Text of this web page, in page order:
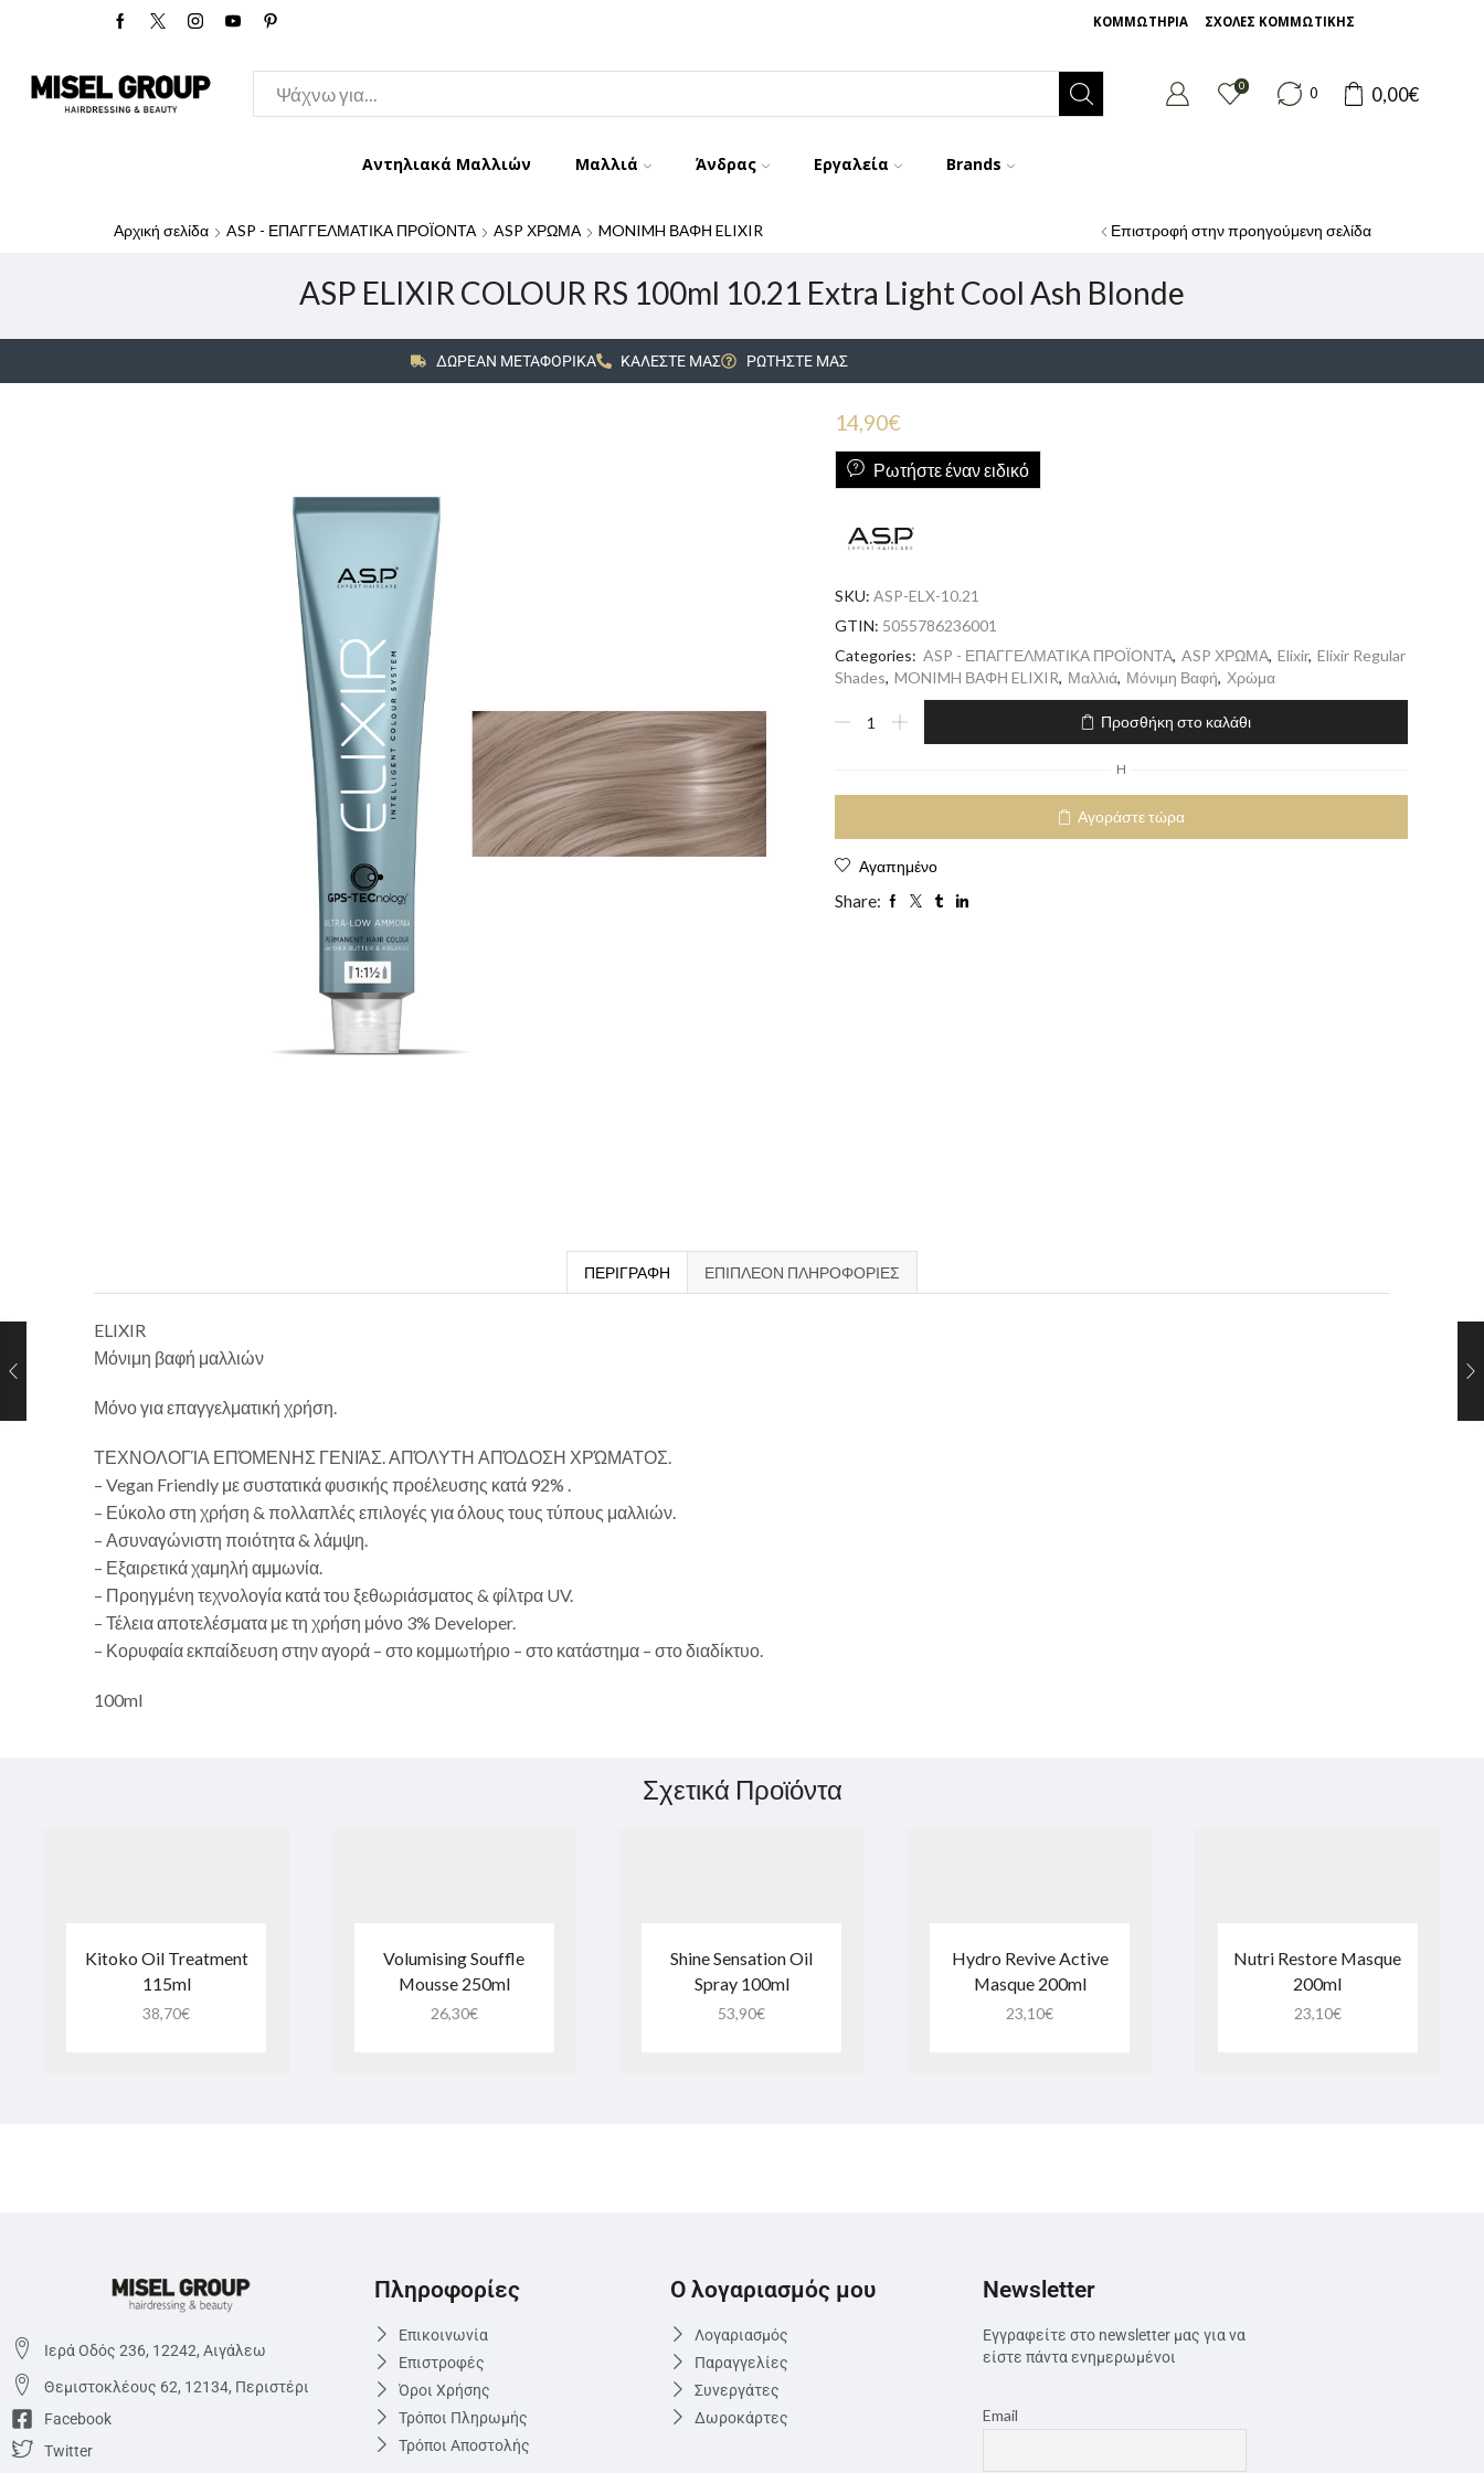
ΚΟΜΜΩΤΗΡΙΑ ΣΧΟΛΕΣ ΚΟΜΜΩΤΙΚΗΣ
0 0 0,00€
Αντηλιακά Μαλλιών Μαλλιά Άνδρας Εργαλεία Brands
Αρχική σελίδα ASP - ΕΠΑΓΓΕΛΜΑΤΙΚΑ ΠΡΟΪΟΝΤΑ ASP ΧΡΩΜΑ MONIMH ΒΑΦΗ ELIXIR Επιστροφή στην προηγούμενη σελίδα
ASP ELIXIR COLOUR RS 100ml 10.21 Extra Light Cool Ash Blonde
ΔΩΡΕΑΝ ΜΕΤΑΦΟΡΙΚΑ ΚΑΛΕΣΤΕ ΜΑΣ ΡΩΤΗΣΤΕ ΜΑΣ
14,90€
Ρωτήστε έναν ειδικό
SKU: ASP-ELX-10.21
GTIN: 5055786236001
Categories: ASP - ΕΠΑΓΓΕΛΜΑΤΙΚΑ ΠΡΟΪΟΝΤΑ, ASP ΧΡΩΜΑ, Elixir, Elixir Regular
Shades, MONIMH ΒΑΦΗ ELIXIR, Μαλλιά, Μόνιμη Βαφή, Χρώμα
Προσθήκη στο καλάθι
H
Αγοράστε τώρα
Αγαπημένο
Share:
ΠΕΡΙΓΡΑΦΉ ΕΠΙΠΛΈΟΝ ΠΛΗΡΟΦΟΡΊΕΣ
ELIXIR
Μόνιμη βαφή μαλλιών
Μόνο για επαγγελματική χρήση.
ΤΕΧΝΟΛΟΓΊΑ ΕΠΌΜΕΝΗΣ ΓΕΝΙΆΣ. ΑΠΌΛΥΤΗ ΑΠΌΔΟΣΗ ΧΡΏΜΑΤΟΣ.
– Vegan Friendly με συστατικά φυσικής προέλευσης κατά 92% .
– Εύκολο στη χρήση & πολλαπλές επιλογές για όλους τους τύπους μαλλιών.
– Ασυναγώνιστη ποιότητα & λάμψη.
– Εξαιρετικά χαμηλή αμμωνία.
– Προηγμένη τεχνολογία κατά του ξεθωριάσματος & φίλτρα UV.
– Τέλεια αποτελέσματα με τη χρήση μόνο 3% Developer.
– Κορυφαία εκπαίδευση στην αγορά – στο κομμωτήριο – στο κατάστημα – στο διαδίκτυο.
100ml
Σχετικά Προϊόντα
Kitoko Oil Treatment
115ml
38,70€
Volumising Souffle
Mousse 250ml
26,30€
Shine Sensation Oil
Spray 100ml
53,90€
Hydro Revive Active
Masque 200ml
23,10€
Nutri Restore Masque
200ml
23,10€
Ιερά Οδός 236, 12242, Αιγάλεω
Θεμιστoκλέους 62, 12134, Περιστέρι
Facebook
Twitter
Πληροφορίες
Επικοινωνία
Επιστροφές
Όροι Χρήσης
Τρόποι Πληρωμής
Τρόποι Αποστολής
Ο λογαριασμός μου
Λογαριασμός
Παραγγελίες
Συνεργάτες
Δωροκάρτες
Newsletter
Εγγραφείτε στο newsletter μας για να
είστε πάντα ενημερωμένοι
Email